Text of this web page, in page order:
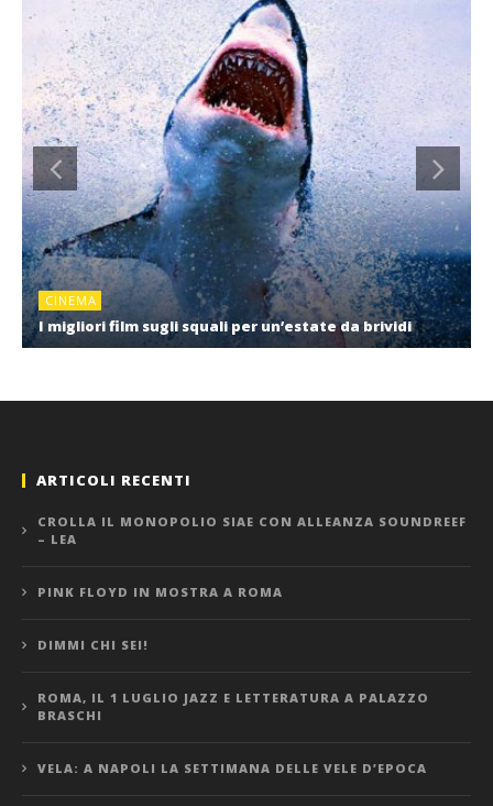
CINEMA
I migliori film sugli squali per un’estate da brividi
ARTICOLI RECENTI
CROLLA IL MONOPOLIO SIAE CON ALLEANZA SOUNDREEF
– LEA
PINK FLOYD IN MOSTRA A ROMA
DIMMI CHI SEI!
ROMA, IL 1 LUGLIO JAZZ E LETTERATURA A PALAZZO
BRASCHI
VELA: A NAPOLI LA SETTIMANA DELLE VELE D’EPOCA